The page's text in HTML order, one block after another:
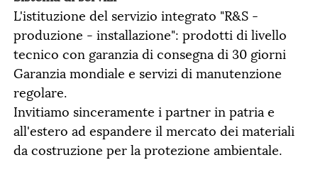
L'istituzione del servizio integrato "R&S -
produzione - installazione": prodotti di livello
tecnico con garanzia di consegna di 30 giorni
Garanzia mondiale e servizi di manutenzione
regolare.
Invitiamo sinceramente i partner in patria e
all'estero ad espandere il mercato dei materiali
da costruzione per la protezione ambientale.